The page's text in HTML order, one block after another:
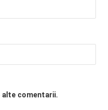
alte comentarii.